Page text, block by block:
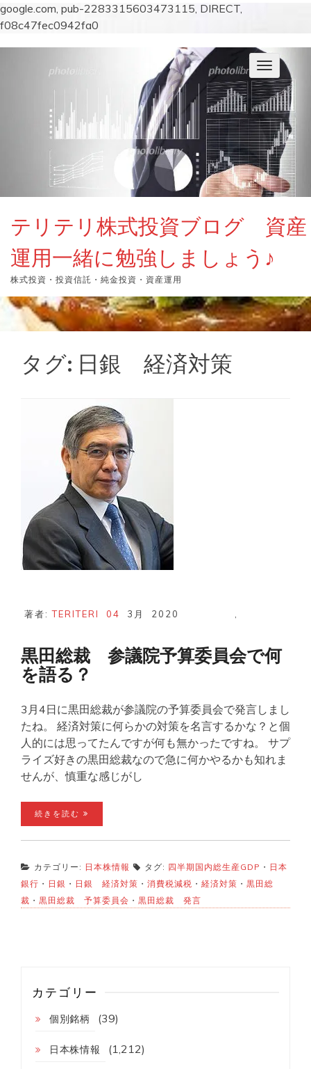
google.com, pub-2283315603473115, DIRECT,
f08c47fec0942fa0
ナ
ビ
ゲ
ー
シ
ョ
ン
を
切
り
替
テリテリ株式投資ブログ 資産
運用一緒に勉強しましょう♪
株式投資・投資信託・純金投資・資産運用
タグ: 日銀 経済対策
著者:TERITERI 04 3月 2020
黒田総裁 参議院予算委員会で何
を語る？
3月4日に黒田総裁が参議院の予算委員会で発言しまし
たね。 経済対策に何らかの対策を名言するかな？と個
人的には思ってたんですが何も無かったですね。 サプ
ライズ好きの黒田総裁なので急に何かやるかも知れま
せんが、慎重な感じがし
続きを読む
カテゴリー: 日本株情報 タグ: 四半期国内総生産GDP ・ 日本
銀行 ・ 日銀 ・ 日銀 経済対策 ・ 消費税減税 ・ 経済対策 ・ 黒田総
裁 ・ 黒田総裁 予算委員会 ・ 黒田総裁 発言
カテゴリー
個別銘柄 (39)
日本株情報 (1,212)